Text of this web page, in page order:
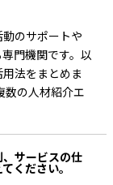
のサポートや
門機関です。以
法をまとめま
数の人材紹介エ
サービスの仕
ください。